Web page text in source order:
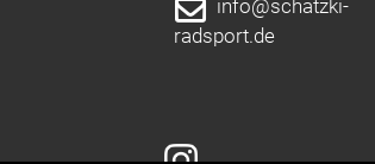
info@schatzki-
radsport.de